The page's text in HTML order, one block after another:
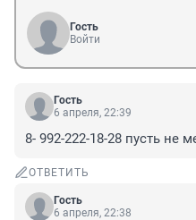
Гость
Войти
Гость
6 апреля, 22:39
8- 992-222-18-28 пусть не
ОТВЕТИТЬ
Гость
6 апреля, 22:38